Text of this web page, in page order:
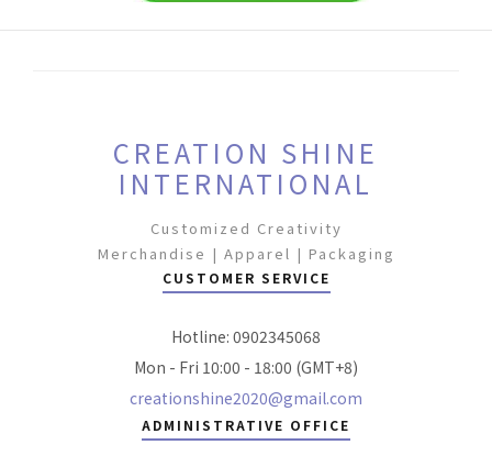
CREATION SHINE
INTERNATIONAL
Customized Creativity
Merchandise | Apparel | Packaging
CUSTOMER SERVICE
Hotline: 0902345068
Mon - Fri 10:00 - 18:00 (GMT+8)
creationshine2020@gmail.com
ADMINISTRATIVE OFFICE